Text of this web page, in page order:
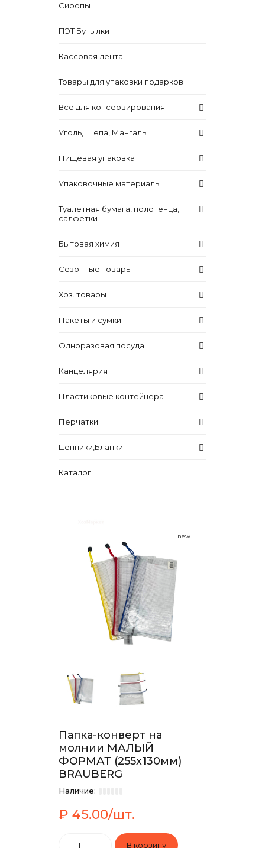
Сиропы
ПЭТ Бутылки
Кассовая лента
Товары для упаковки подарков
Все для консервирования
Уголь, Щепа, Мангалы
Пищевая упаковка
Упаковочные материалы
Туалетная бумага, полотенца,
салфетки
Бытовая химия
Сезонные товары
Хоз. товары
Пакеты и сумки
Одноразовая посуда
Канцелярия
Пластиковые контейнера
Перчатки
Ценники,Бланки
Каталог
new
Папка-конверт на
молнии МАЛЫЙ
ФОРМАТ (255х130мм)
BRAUBERG
Наличие:
₽ 45.00/шт.